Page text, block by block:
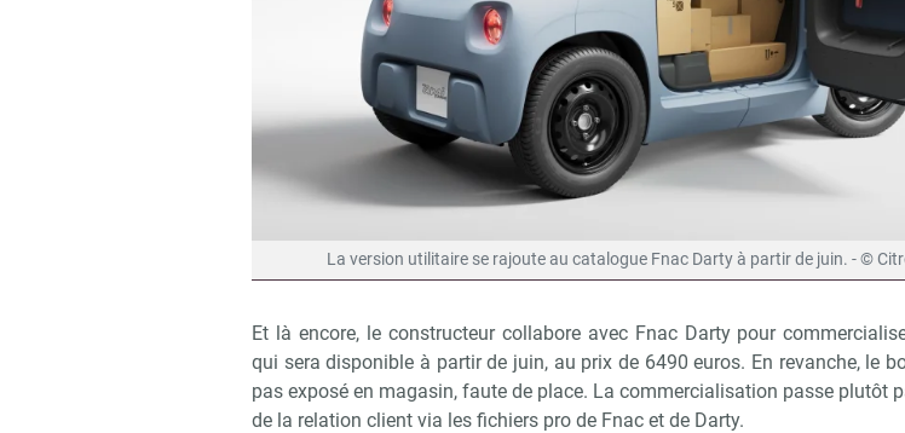
La version utilitaire se rajoute au catalogue Fnac Darty à partir de juin. - ©
Et là encore, le constructeur collabore avec Fnac Darty pour
qui sera disponible à partir de juin, au prix de 6490 euros. En revanche, le
pas exposé en magasin, faute de place. La commercialisation passe plutôt
de la relation client via les fichiers pro de Fnac et de Darty.